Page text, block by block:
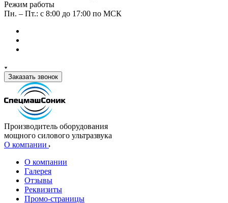
Режим работы
Пн. – Пт.: с 8:00 до 17:00 по МСК
Заказать звонок
Производитель оборудования
мощного силового ультразвука
О компании
О компании
Галерея
Отзывы
Реквизиты
Промо-страницы